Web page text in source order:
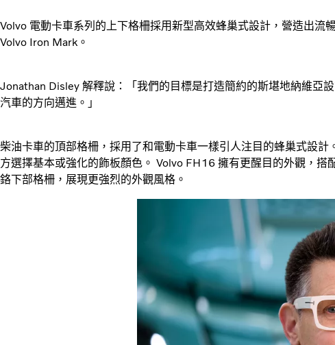
Volvo 電動卡車系列的上下格柵採用新型高效蜂巢式設計，營造出流
Volvo Iron Mark。
Jonathan Disley 解釋說：「我們的目標是打造簡約的斯堪地納維亞
汽車的方向邁進。」
柴油卡車的頂部格柵，採用了和電動卡車一樣引人注目的蜂巢式設
方選擇基本或強化的飾板顏色。 Volvo FH16 擁有更醒目的外觀，搭
鉻下部格柵，展現更強烈的外觀風格。